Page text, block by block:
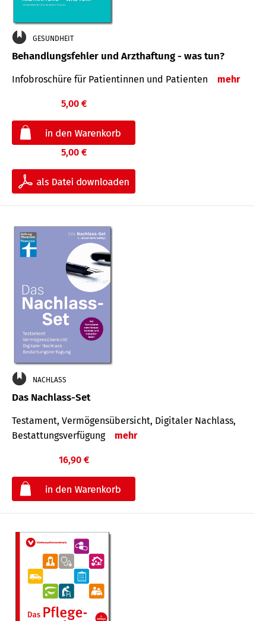
GESUNDHEIT
Behandlungsfehler und Arzthaftung - was tun?
Infobroschüre für Patientinnen und Patienten mehr
5,00 €
5,00 €
NACHLASS
Das Nachlass-Set
Testament, Vermögens­übersicht, Digitaler Nach­lass,
Bestat­tungs­ver­fügung
mehr
16,90 €